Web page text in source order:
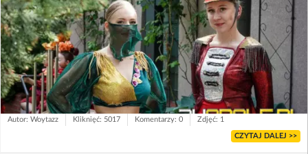
Autor: Woytazz Kliknięć: 5017 Komentarzy: 0 Zdjęć: 1
CZYTAJ DALEJ >>